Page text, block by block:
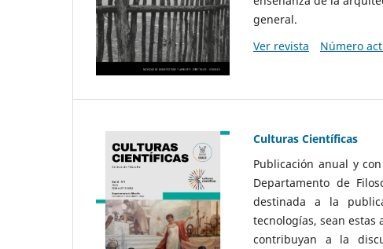
general.
Ver revista
Número
Culturas Científicas
Publicación anual y
Departamento de
destinada a la
tecnologías, sean estas
contribuyan a la